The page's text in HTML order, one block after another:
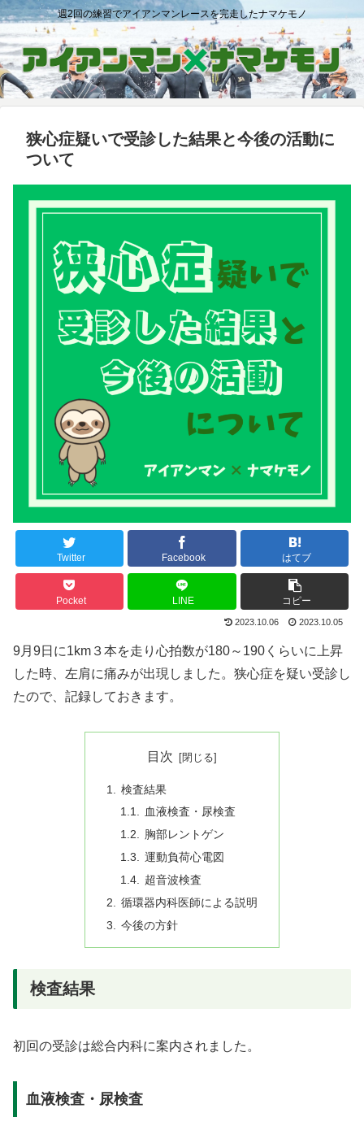
週2回の練習でアイアンマンレースを完走したナマケモノ
狭心症疑いで受診した結果と今後の活動に
ついて
Twitter Facebook はてブ
Pocket LINE コピー
2023.10.06 2023.10.05
9月9日に1km３本を走り心拍数が180～190くらいに上昇
した時、左肩に痛みが出現しました。狭心症を疑い受診し
たので、記録しておきます。
目次
検査結果
血液検査・尿検査
胸部レントゲン
運動負荷心電図
超音波検査
循環器内科医師による説明
今後の方針
検査結果
初回の受診は総合内科に案内されました。
血液検査・尿検査